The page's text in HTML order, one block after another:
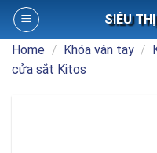
Skip
content
SIÊU
Search
Home / Khóa vân tay /
cửa sắt Kitos